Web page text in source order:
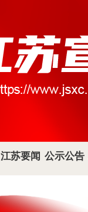
江苏要闻 公示公告